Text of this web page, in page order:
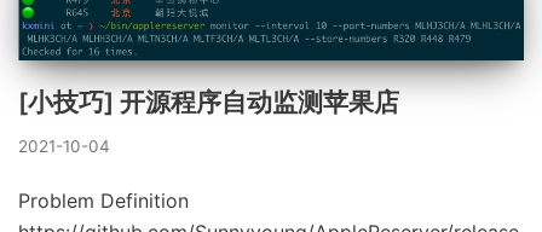
[小技巧] 开源程序自动监测苹果店
2021-10-04
Problem Definition